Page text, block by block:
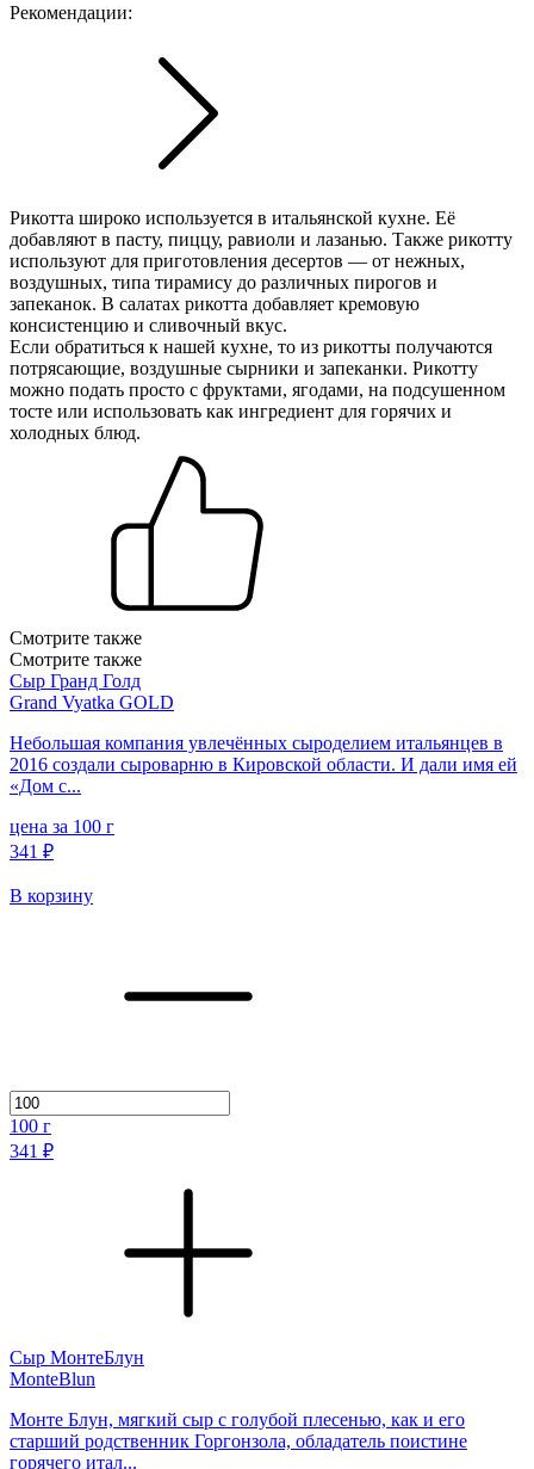
Рекомендации:
Рикотта широко используется в итальянской кухне. Её
добавляют в пасту, пиццу, равиоли и лазанью. Также рикотту
используют для приготовления десертов — от нежных,
воздушных, типа тирамису до различных пирогов и
запеканок. В салатах рикотта добавляет кремовую
консистенцию и сливочный вкус.
Если обратиться к нашей кухне, то из рикотты получаются
потрясающие, воздушные сырники и запеканки. Рикотту
можно подать просто с фруктами, ягодами, на подсушенном
тосте или использовать как ингредиент для горячих и
холодных блюд.
Смотрите также
Смотрите также
Сыр Гранд Голд
Grand Vyatka GOLD
Небольшая компания увлечённых сыроделием итальянцев в
2016 создали сыроварню в Кировской области. И дали имя ей
«Дом с...
цена за 100 г
341 ₽
В корзину
100 г
341 ₽
Сыр МонтеБлун
MonteBlun
Монте Блун, мягкий сыр с голубой плесенью, как и его
старший родственник Горгонзола, обладатель поистине
горячего итал...